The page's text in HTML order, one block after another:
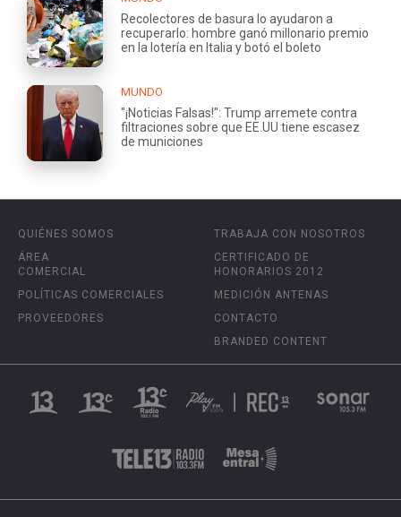
Recolectores de basura lo ayudaron a
recuperarlo: hombre ganó millonario premio
en la lotería en Italia y botó el boleto
MUNDO
"¡Noticias Falsas!": Trump arremete contra
filtraciones sobre que EE.UU tiene escasez
de municiones
QUIÉNES SOMOS
ÁREA
COMERCIAL
POLÍTICAS COMERCIALES
PROVEEDORES
TRABAJA CON NOSOTROS
CERTIFICADO DE
HONORARIOS 2012
MEDICIÓN ANTENAS
CONTACTO
BRANDED CONTENT